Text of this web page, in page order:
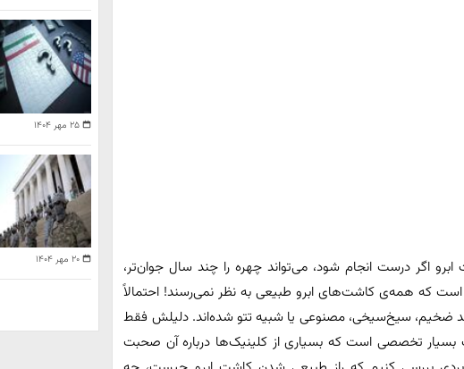
اگر درست انجام شود، می‌تواند چهره را چند سال جوان‌تر،
که همه‌ی کاشت‌های ابرو طبیعی به نظر نمی‌رسند! احتمالاً
ضخیم، سیخ‌سیخی، مصنوعی یا شبیه تتو شده‌اند. دلیلش فقط
تخصصی است که بسیاری از کلینیک‌ها درباره آن صحبت
۲۵ مهر ۱۴۰۴
۲۰ مهر ۱۴۰۴